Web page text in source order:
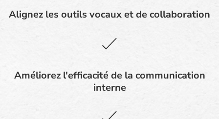
Alignez les outils vocaux et de collaboration
Améliorez l'efficacité de la communication
interne